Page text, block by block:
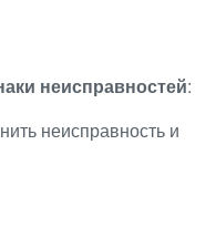
неисправностей:
неисправность и